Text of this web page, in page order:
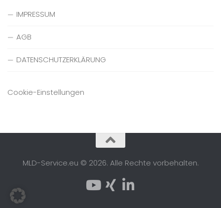
IMPRESSUM
AGB
DATENSCHUTZERKLÄRUNG
Cookie-Einstellungen
MLD-Service.eu © 2026. Alle Rechte vorbehalten.